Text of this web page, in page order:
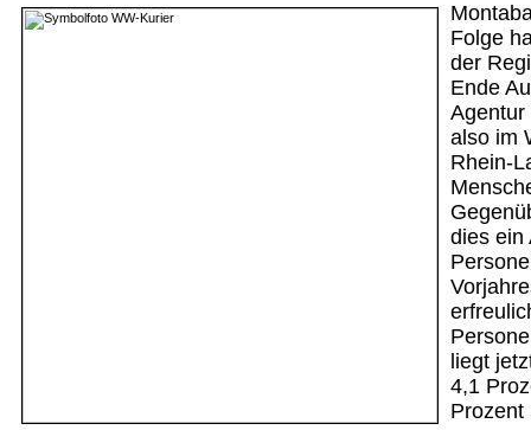
Folge
der
Ende
Agentur
also im
Rhein-
dies ein
liegt
4,1
Prozent